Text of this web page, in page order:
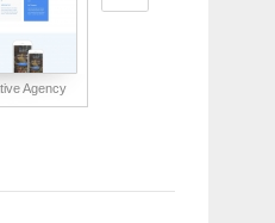
Agency